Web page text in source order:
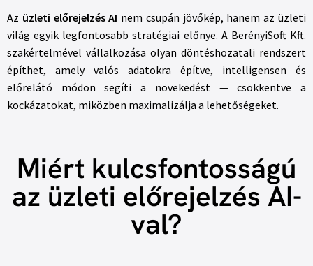
Az üzleti előrejelzés AI nem csupán jövőkép, hanem az üzleti
világ egyik legfontosabb stratégiai előnye. A BerényiSoftKft.
szakértelmével vállalkozása olyan döntéshozatali rendszert
építhet, amely valós adatokra építve, intelligensen és
előrelátó módon segíti a növekedést — csökkentve a
kockázatokat, miközben maximalizálja a lehetőségeket.
Miért kulcsfontosságú
az üzleti előrejelzés AI-
val?